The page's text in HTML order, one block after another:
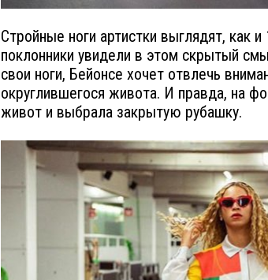
Стройные ноги артистки выглядят, как
поклонники увидели в этом скрытый
свои ноги, Бейонсе хочет отвлечь
округлившегося живота. И правда, на
живот и выбрала закрытую рубашку.